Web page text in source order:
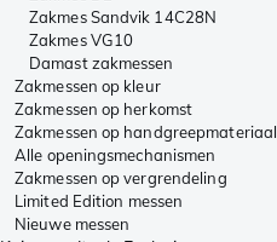
Zakmes Sandvik 14C28N
Zakmes VG10
Damast zakmessen
Zakmessen op kleur
Zakmessen op herkomst
Zakmessen op handgreepmateriaal
Alle openingsmechanismen
Zakmessen op vergrendeling
Limited Edition messen
Nieuwe messen